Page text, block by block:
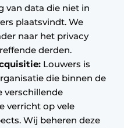
van data die niet in
plaatsvindt. We
naar het privacy
derden.
Louwers is
die binnen de
verschillende
verricht op vele
Wij beheren deze